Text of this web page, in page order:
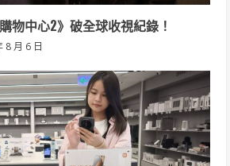
物中心2》破全球收視紀錄！
8 月 6 日